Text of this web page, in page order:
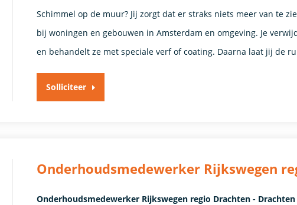
Schimmel op de muur? Jij zorgt dat er straks niets meer van te
bij woningen en gebouwen in Amsterdam en omgeving. Je
en behandelt ze met speciale verf of coating. Daarna laat jij de
Solliciteer
Onderhoudsmedewerker Rijkswegen
Onderhoudsmedewerker Rijkswegen regio Drachten -